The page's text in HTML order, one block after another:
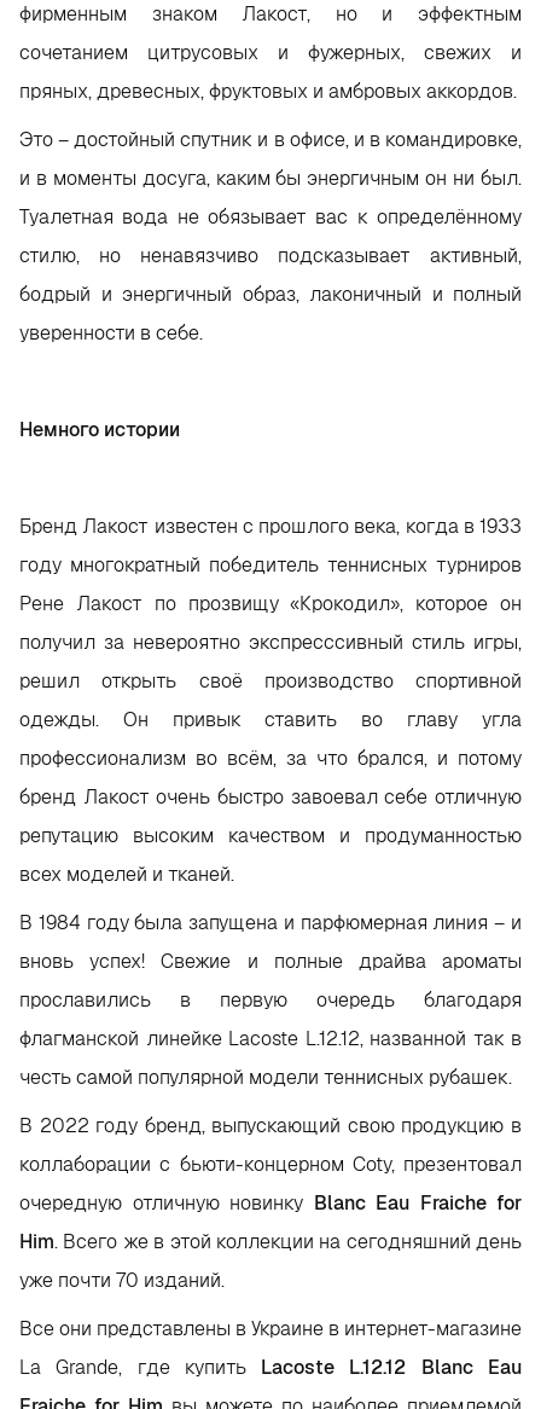
фирменным знаком Лакост, но и эффектным
сочетанием цитрусовых и фужерных, свежих и
пряных, древесных, фруктовых и амбровых аккордов.
Это – достойный спутник и в офисе, и в командировке,
и в моменты досуга, каким бы энергичным он ни был.
Туалетная вода не обязывает вас к определённому
стилю, но ненавязчиво подсказывает активный,
бодрый и энергичный образ, лаконичный и полный
уверенности в себе.
Немного истории
Бренд Лакост известен с прошлого века, когда в 1933
году многократный победитель теннисных турниров
Рене Лакост по прозвищу «Крокодил», которое он
получил за невероятно экспресссивный стиль игры,
решил открыть своё производство спортивной
одежды. Он привык ставить во главу угла
профессионализм во всём, за что брался, и потому
бренд Лакост очень быстро завоевал себе отличную
репутацию высоким качеством и продуманностью
всех моделей и тканей.
В 1984 году была запущена и парфюмерная линия – и
вновь успех! Свежие и полные драйва ароматы
прославились в первую очередь благодаря
флагманской линейке Lacoste L.12.12, названной так в
честь самой популярной модели теннисных рубашек.
В 2022 году бренд, выпускающий свою продукцию в
коллаборации с бьюти-концерном Coty, презентовал
очередную отличную новинку Blanc Eau Fraiche for
Him. Всего же в этой коллекции на сегодняшний день
уже почти 70 изданий.
Все они представлены в Украине в интернет-магазине
La Grande, где купить Lacoste L.12.12 Blanc Eau